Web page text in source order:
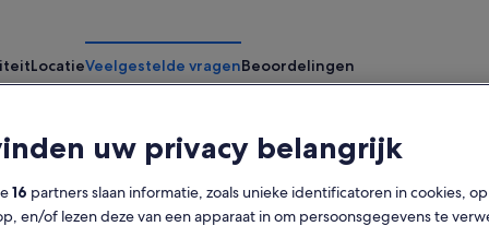
LocatieVeelgestelde vragenBeoordelingen
mogelijk
uw privacy belangrijk
16 partners slaan informatie, zoals unieke identificatoren in cookies,
en/of lezen deze van een apparaat in om persoonsgegevens te